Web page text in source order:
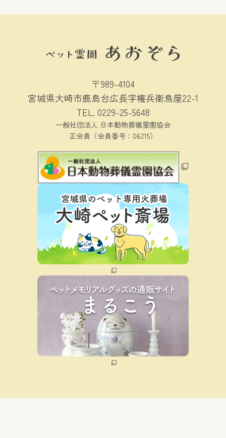
〒989-4104
宮城県大崎市鹿島台広長字権兵衛鳥屋22-1
TEL. 0229-25-5648
一般社団法人 日本動物葬儀霊園協会
正会員（会員番号：06215）